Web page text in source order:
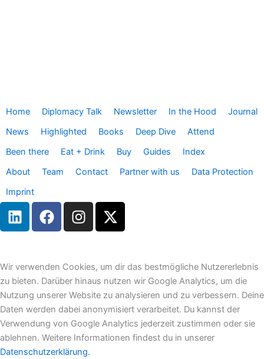
Home Diplomacy Talk Newsletter In the Hood
Journal
News
Highlighted Books Deep Dive
Attend
Been there
Eat + Drink Buy Guides
Index
About
Team Contact Partner with us
Data Protection
Imprint
L
i
e
d
i
n
F
a
b
o
o
k
I
n
a
g
r
a
m
X
-
i
t
t
e
r
Wir verwenden Cookies, um dir das bestmögliche Nutzererlebnis
zu bieten. Darüber hinaus nutzen wir Google Analytics, um die
Nutzung unserer Website zu analysieren und zu verbessern. Deine
Daten werden dabei anonymisiert verarbeitet. Du kannst der
Verwendung von Google Analytics jederzeit zustimmen oder sie
ablehnen. Weitere Informationen findest du in unserer
Datenschutzerklärung.